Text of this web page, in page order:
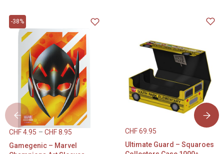
-38%
CHF4.95 – CHF8.95
Gamegenic – Marvel
CHF69.95
Ultimate Guard – Squaroes